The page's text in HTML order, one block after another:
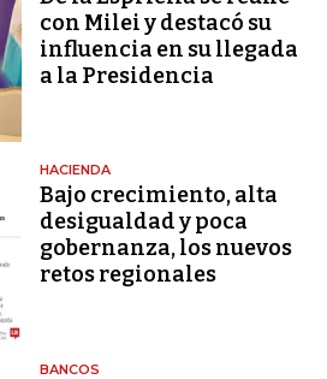
con Milei y destacó su
influencia en su llegada
a la Presidencia
HACIENDA
Bajo crecimiento, alta
desigualdad y poca
gobernanza, los nuevos
retos regionales
BANCOS